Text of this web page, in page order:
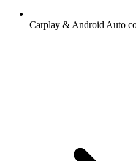
Carplay & Android Auto